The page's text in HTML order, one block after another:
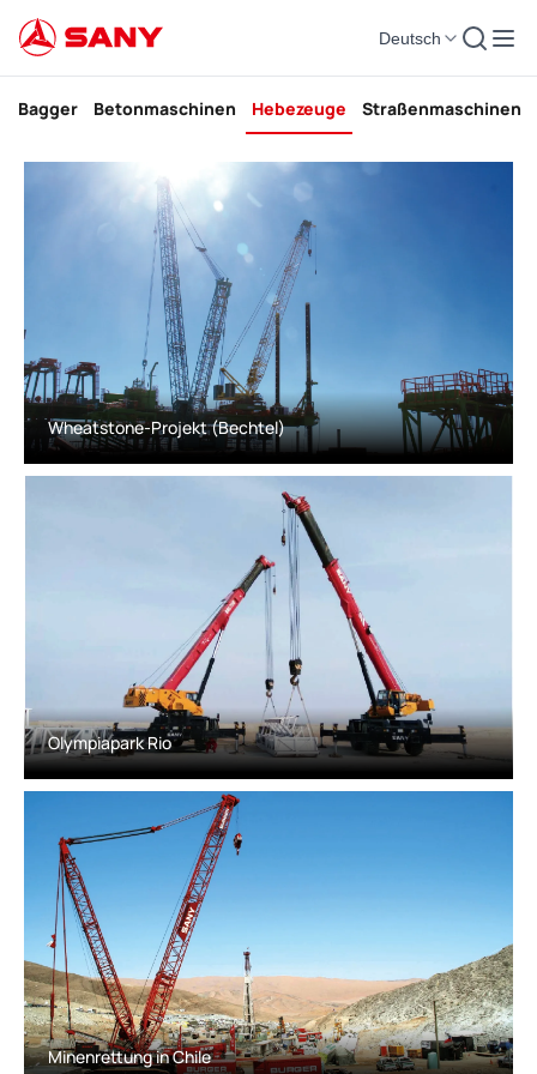
Deutsch
Hebezeuge Liste der Baufälle
Bagger Betonmaschinen Hebezeuge Straßenmaschinen
Wheatstone-Projekt (Bechtel)
Olympiapark Rio
Minenrettung in Chile